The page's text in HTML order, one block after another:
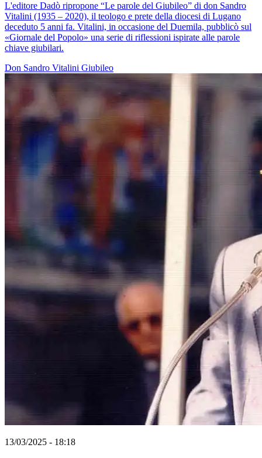
L'editore Dadò ripropone “Le parole del Giubileo” di don Sandro
Vitalini (1935 – 2020), il teologo e prete della diocesi di Lugano
deceduto 5 anni fa. Vitalini, in occasione del Duemila, pubblicò sul
«Giornale del Popolo» una serie di riflessioni ispirate alle parole
chiave giubilari.
Don Sandro Vitalini Giubileo
13/03/2025 - 18:18